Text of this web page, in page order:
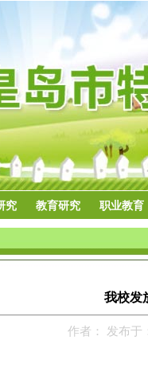
究 教育研究 职业教育
我校发
作者： 发布于